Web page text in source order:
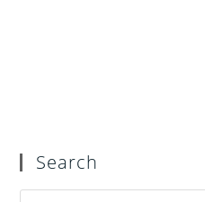
Search